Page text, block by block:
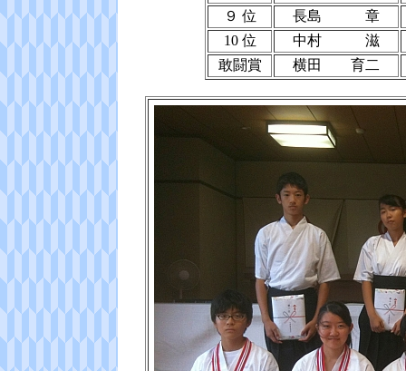
９ 位
長島 章
10 位
中村 滋
敢闘賞
横田 育二